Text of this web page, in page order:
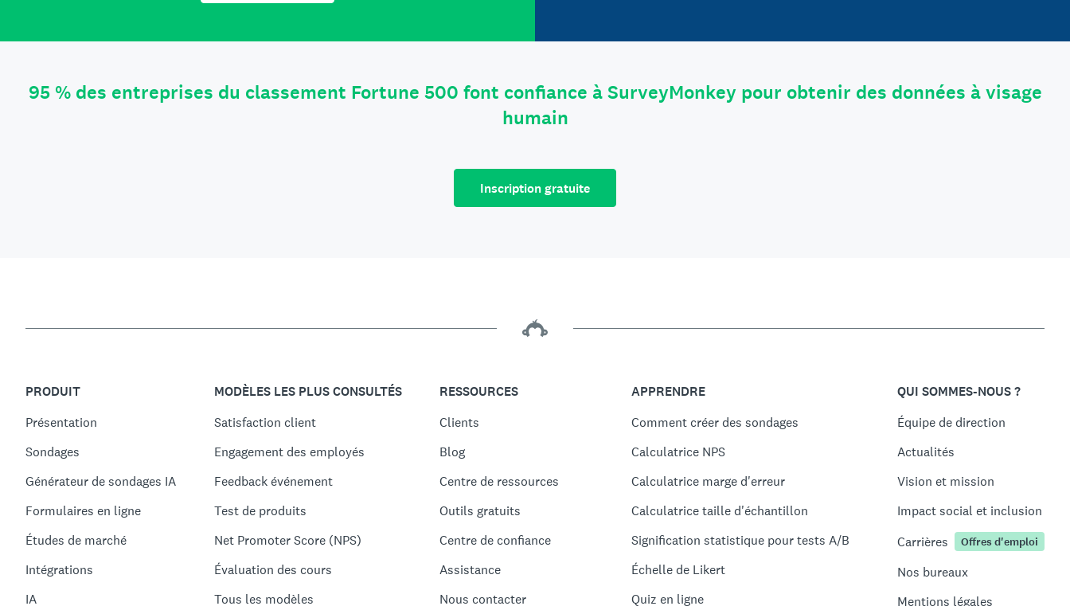
95 % des entreprises du classement Fortune 500 font confiance à SurveyMonkey pour obtenir des données à visage
humain
Inscription gratuite
PRODUIT
Présentation
Sondages
Générateur de sondages IA
Formulaires en ligne
Études de marché
Intégrations
IA
MODÈLES LES PLUS CONSULTÉS
Satisfaction client
Engagement des employés
Feedback événement
Test de produits
Net Promoter Score (NPS)
Évaluation des cours
Tous les modèles
RESSOURCES
Clients
Blog
Centre de ressources
Outils gratuits
Centre de confiance
Assistance
Nous contacter
APPRENDRE
Comment créer des sondages
Calculatrice NPS
Calculatrice marge d'erreur
Calculatrice taille d'échantillon
Signification statistique pour tests A/B
Échelle de Likert
Quiz en ligne
QUI SOMMES-NOUS ?
Équipe de direction
Actualités
Vision et mission
Impact social et inclusion
Carrières
Offres d'emploi
Nos bureaux
Mentions légales